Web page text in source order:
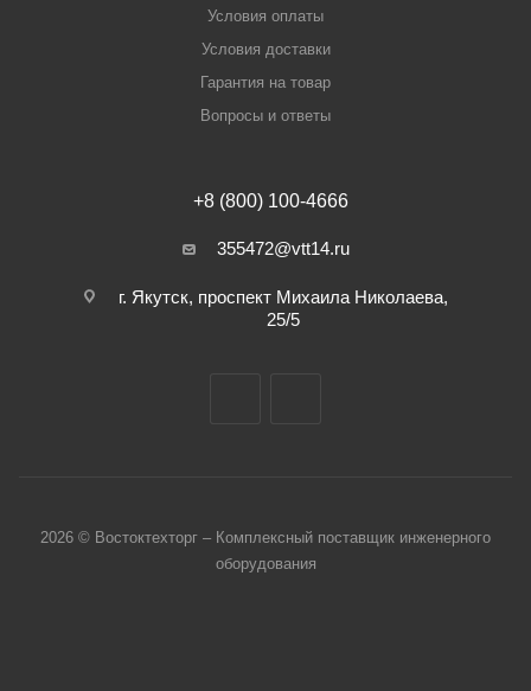
Условия оплаты
Условия доставки
Гарантия на товар
Вопросы и ответы
+8 (800) 100-4666
355472@vtt14.ru
г. Якутск, проспект Михаила Николаева,
25/5
2026 © Востоктехторг – Комплексный поставщик инженерного
оборудования